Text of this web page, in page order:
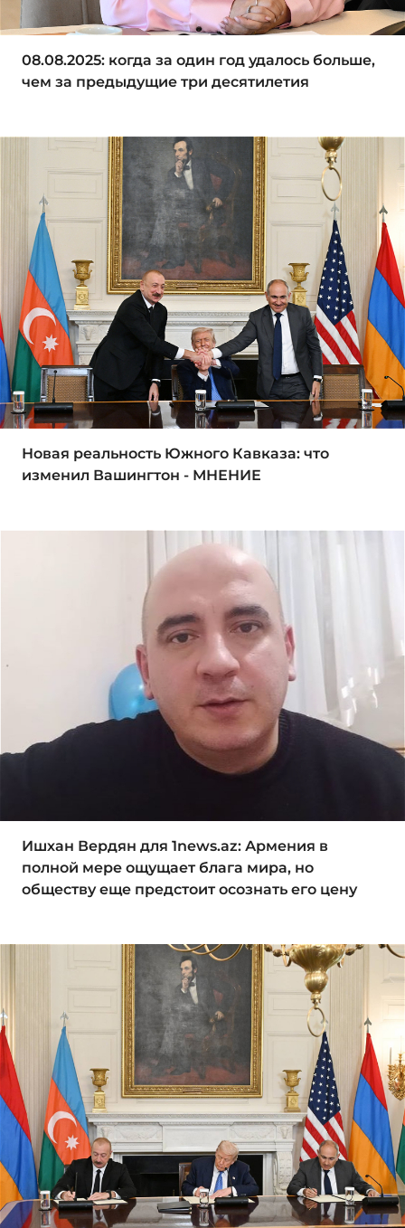
08.08.2025: когда за один год удалось больше,
чем за предыдущие три десятилетия
Новая реальность Южного Кавказа: что
изменил Вашингтон - МНЕНИЕ
Ишхан Вердян для 1news.az: Армения в
полной мере ощущает блага мира, но
обществу еще предстоит осознать его цену